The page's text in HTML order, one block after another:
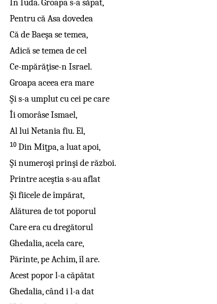
În Iuda. Groapa s-a săpat,
Pentru că Asa dovedea
Că de Baeşa se temea,
Adică se temea de cel
Ce-mpărăţise-n Israel.
Groapa aceea era mare
Şi s-a umplut cu cei pe care
Îi omorâse Ismael,
Al lui Netania fiu. El,
10 Din Miţpa, a luat apoi,
Şi numeroşi prinşi de război.
Printre aceştia s-au aflat
Şi fiicele de împărat,
Alăturea de tot poporul
Care era cu dregătorul
Ghedalia, acela care,
Părinte, pe Achim, îl are.
Acest popor l-a căpătat
Ghedalia, când i l-a dat